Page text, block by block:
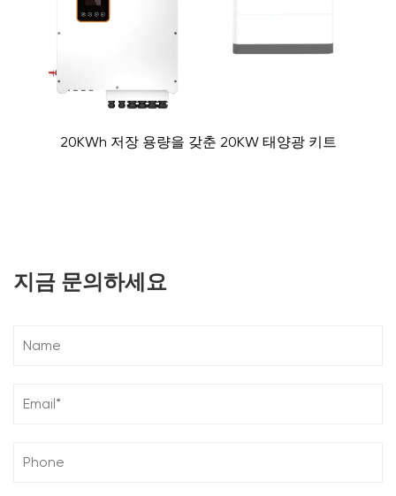
20KWh 저장 용량을 갖춘 20KW 태양광 키트
지금 문의하세요